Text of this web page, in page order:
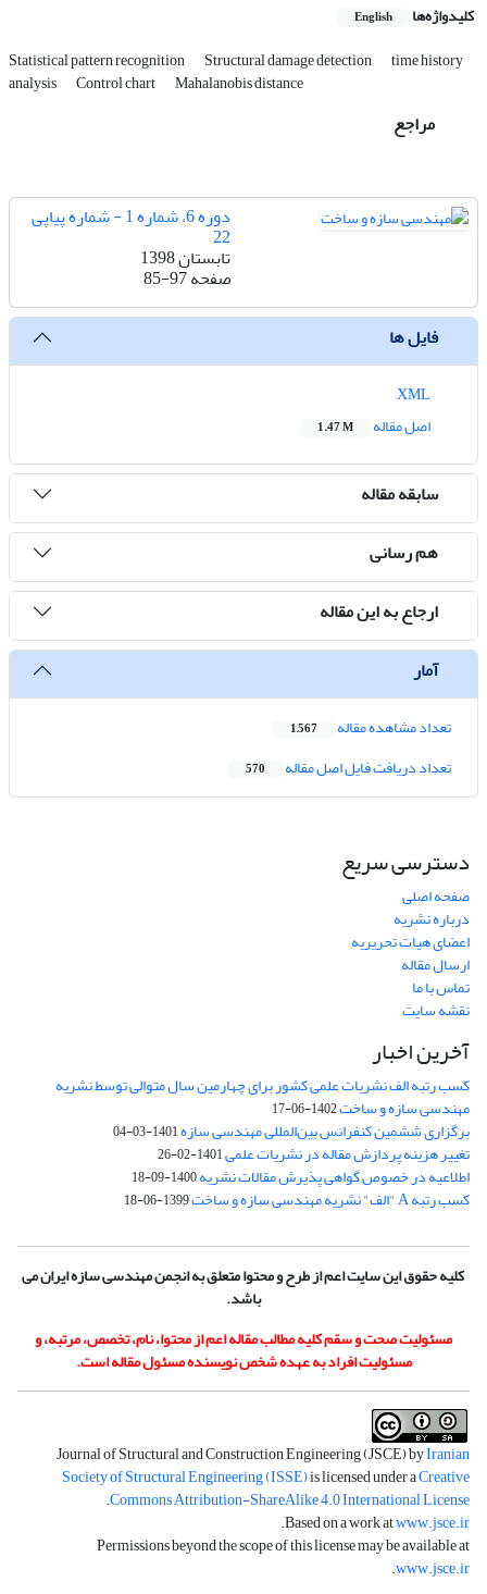
کلیدواژه‌ها English
Statistical pattern recognition Structural damage detection time history
analysis Control chart Mahalanobis distance
مراجع
دوره 6، شماره 1 - شماره پیاپی
22
تابستان 1398
صفحه85-97
فایل ها
اصل مقاله
1.47 M
سابقه مقاله
هم رسانی
ارجاع به این مقاله
آمار
تعداد مشاهده مقاله 1,567
تعداد دریافت فایل اصل مقاله 570
دسترسی سریع
صفحه اصلی
درباره نشریه
اعضای هیات تحریریه
ارسال مقاله
تماس با ما
نقشه سایت
آخرین اخبار
کسب رتبه الف نشریات علمی کشور برای چهارمین سال متوالی توسط نشریه
مهندسی سازه و ساخت1402-06-17
برگزاری ششمین کنفرانس بین‌المللی مهندسی سازه1401-03-04
تغییر هزینه پردازش مقاله در نشریات علمی1401-02-26
اطلاعیه در خصوص گواهی پذیرش مقالات نشریه1400-09-18
کسب رتبه A "الف" نشریه مهندسی سازه و ساخت 1399-06-18
کلیه حقوق این سایت اعم از طرح و محتوا متعلق به انجمن مهندسی سازه ایران می
باشد.
مسئولیت صحت و سقم کلیه مطالب مقاله اعم از محتوا، نام، تخصص، مرتبه، و
مسئولیت افراد به عهده شخص نویسنده مسئول مقاله است.
Journal of Structural and Construction Engineering (JSCE) byIranian
Society of Structural Engineering (ISSE)is licensed under aCreative
Commons Attribution-ShareAlike 4.0 International License
.
Based on a work atwww.jsce.ir
.
Permissions beyond the scope of this license may be available at
www.jsce.ir
.